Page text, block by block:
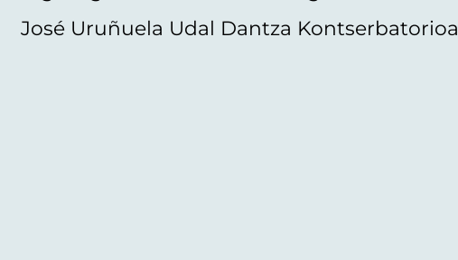
José Uruñuela Udal Dantza Kontserbatorioa